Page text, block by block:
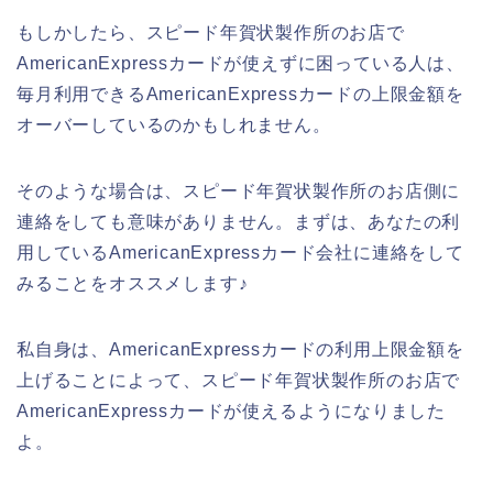
もしかしたら、スピード年賀状製作所のお店で
AmericanExpressカードが使えずに困っている人は、
毎月利用できるAmericanExpressカードの上限金額を
オーバーしているのかもしれません。
そのような場合は、スピード年賀状製作所のお店側に
連絡をしても意味がありません。まずは、あなたの利
用しているAmericanExpressカード会社に連絡をして
みることをオススメします♪
私自身は、AmericanExpressカードの利用上限金額を
上げることによって、スピード年賀状製作所のお店で
AmericanExpressカードが使えるようになりました
よ。